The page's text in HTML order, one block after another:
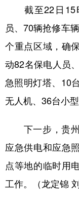
截至22日15
员、70辆抢修车
个重点区域，确
动82名保电人员
急照明灯塔、10
无人机、36台小
下一步，贵州
应急供电和应急
点等地的临时用
工作。（龙定锦 刘